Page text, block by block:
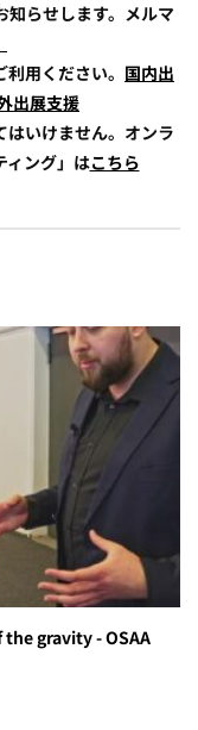
知らせします。メルマ
用ください。 国内出
出展支援
いけません。オンラ
ィング」はこちら
the gravity - OSAA